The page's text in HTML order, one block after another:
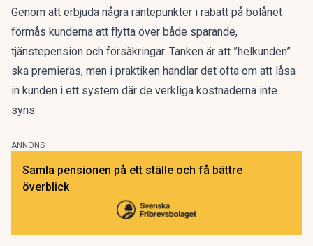
Genom att erbjuda några räntepunkter i rabatt på bolånet
förmås kunderna att flytta över både sparande,
tjänstepension och försäkringar. Tanken är att ”helkunden”
ska premieras, men i praktiken handlar det ofta om att låsa
in kunden i ett system där de verkliga kostnaderna inte
syns.
ANNONS
Samla pensionen på ett ställe och få bättre
överblick